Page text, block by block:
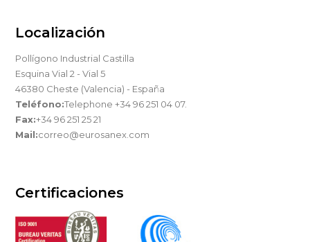
Localización
Pollígono Industrial Castilla
Esquina Vial 2 - Vial 5
46380 Cheste (Valencia) - España
Teléfono:Telephone +34 96 251 04 07.
Fax:+34 96 251 25 21
Mail:correo@eurosanex.com
Certificaciones